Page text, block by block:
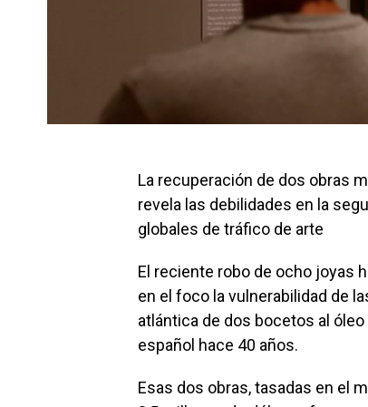
La recuperación de dos obras
revela las debilidades en la
globales de tráfico de arte
El reciente robo de ocho joyas
en el foco la vulnerabilidad de
atlántica de dos bocetos al
español hace 40 años.
Esas dos obras, tasadas en el